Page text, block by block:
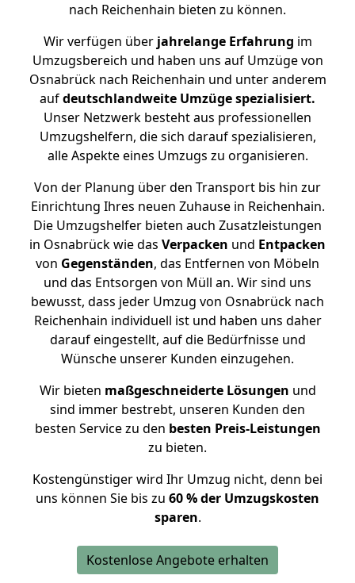
nach Reichenhain bieten zu können.
Wir verfügen überjahrelange Erfahrung im
Umzugsbereich und haben uns auf Umzüge von
Osnabrück nach Reichenhain und unter anderem
aufdeutschlandweite Umzüge spezialisiert.
Unser Netzwerk besteht aus professionellen
Umzugshelfern, die sich darauf spezialisieren,
alle Aspekte eines Umzugs zu organisieren.
Von der Planung über den Transport bis hin zur
Einrichtung Ihres neuen Zuhause in Reichenhain.
Die Umzugshelfer bieten auch Zusatzleistungen
in Osnabrück wie das Verpacken und Entpacken
von Gegenständen, das Entfernen von Möbeln
und das Entsorgen von Müll an. Wir sind uns
bewusst, dass jeder Umzug von Osnabrück nach
Reichenhain individuell ist und haben uns daher
darauf eingestellt, auf die Bedürfnisse und
Wünsche unserer Kunden einzugehen.
Wir bieten maßgeschneiderte Lösungen und
sind immer bestrebt, unseren Kunden den
besten Service zu den besten Preis-Leistungen
zu bieten.
Kostengünstiger wird Ihr Umzug nicht, denn bei
uns können Sie bis zu 60 % der Umzugskosten
sparen.
Kostenlose Angebote erhalten